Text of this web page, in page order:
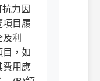
力因
項目履
利
目，如
費用應